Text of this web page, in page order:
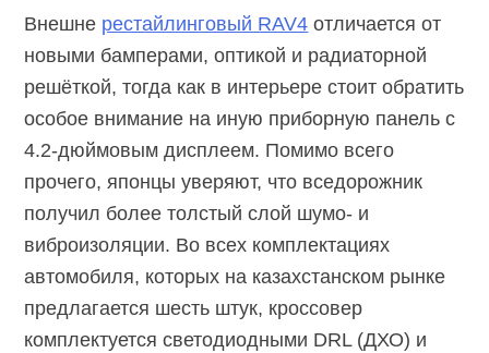
Внешне рестайлинговый RAV4 отличается от
новыми бамперами, оптикой и радиаторной
решёткой, тогда как в интерьере стоит обратить
особое внимание на иную приборную панель с
4.2-дюймовым дисплеем. Помимо всего
прочего, японцы уверяют, что вседорожник
получил более толстый слой шумо- и
виброизоляции. Во всех комплектациях
автомобиля, которых на казахстанском рынке
предлагается шесть штук, кроссовер
комплектуется светодиодными DRL (ДХО) и